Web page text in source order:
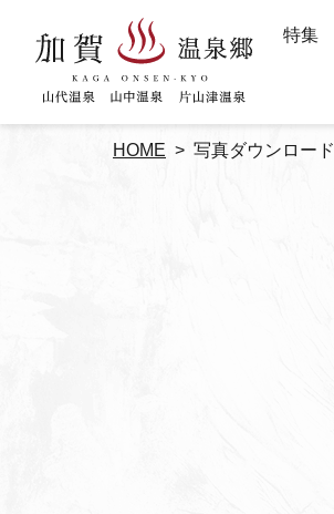
特集
HOME 写真ダウンロード